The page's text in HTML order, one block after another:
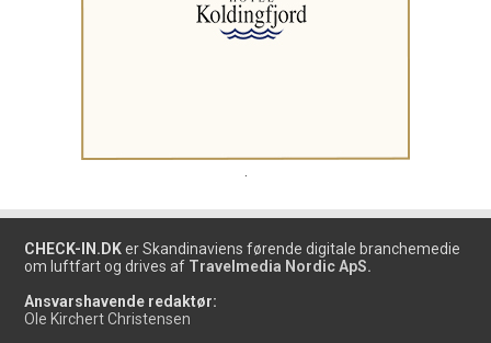
CHECK-IN.DK er Skandinaviens førende digitale branchemedie
om luftfart og drives af Travelmedia Nordic ApS.
Ansvarshavende redaktør:
Ole Kirchert Christensen